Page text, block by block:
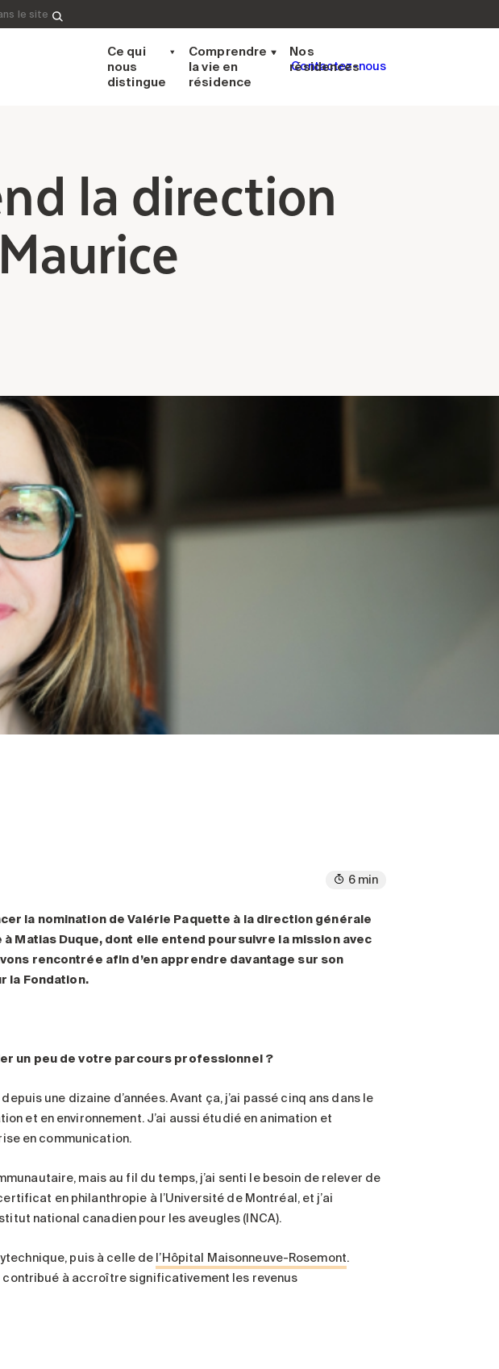
Ce qui
nous
distingue
Comprendre
la vie en
résidence
Nos
résidences
Contactez-nous
la direction
6 min
la nomination de Valérie Paquette à la direction générale
à Matias Duque, dont elle entend poursuivre la mission avec
rencontrée afin d’en apprendre davantage sur son
la Fondation.
un peu de votre parcours professionnel ?
une dizaine d’années. Avant ça, j’ai passé cinq ans dans le
et en environnement. J’ai aussi étudié en animation et
en communication.
mais au fil du temps, j’ai senti le besoin de relever de
en philanthropie à l’Université de Montréal, et j’ai
national canadien pour les aveugles (INCA).
puis à celle de l’Hôpital Maisonneuve-Rosemont.
contribué à accroître significativement les revenus